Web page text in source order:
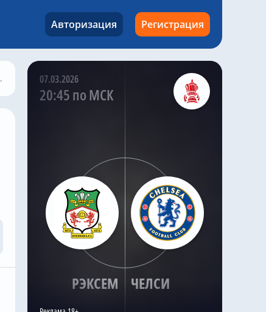
Авторизация Регистрация
07.03.2026
20:45 по МСК
РЭКСЕМ ЧЕЛСИ
переговоры с «Кристал
Пэлас» о возможном
переходе
высококлассного
полузащитника Адама
Уортона, продолжая
поиски долгосрочного
усиления в центре
инсайдера «Челси»
Саймона Филлипса,
«синие» возобновили
переговоры с «Кристал
Пэлас», пытаясь
изучить возможность
подписания контракта
с игроком сборной
Англии до закрытия
трансферного окна.